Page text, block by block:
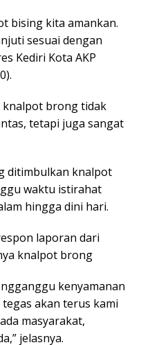
bising kita amankan.
sesuai dengan
Kediri Kota AKP
knalpot brong tidak
tetapi juga sangat
ditimbulkan knalpot
waktu istirahat
hingga dini hari.
laporan dari
knalpot brong
kenyamanan
akan terus kami
masyarakat,
jelasnya.